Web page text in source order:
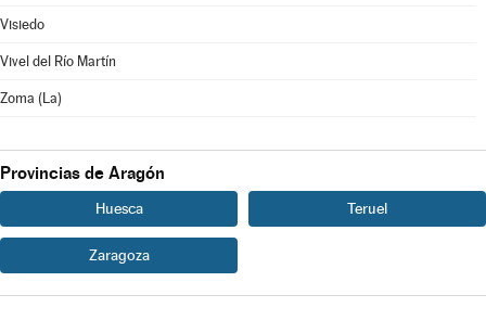
Visiedo
Vivel del Río Martín
Zoma (La)
Provincias de Aragón
Huesca Teruel
Zaragoza